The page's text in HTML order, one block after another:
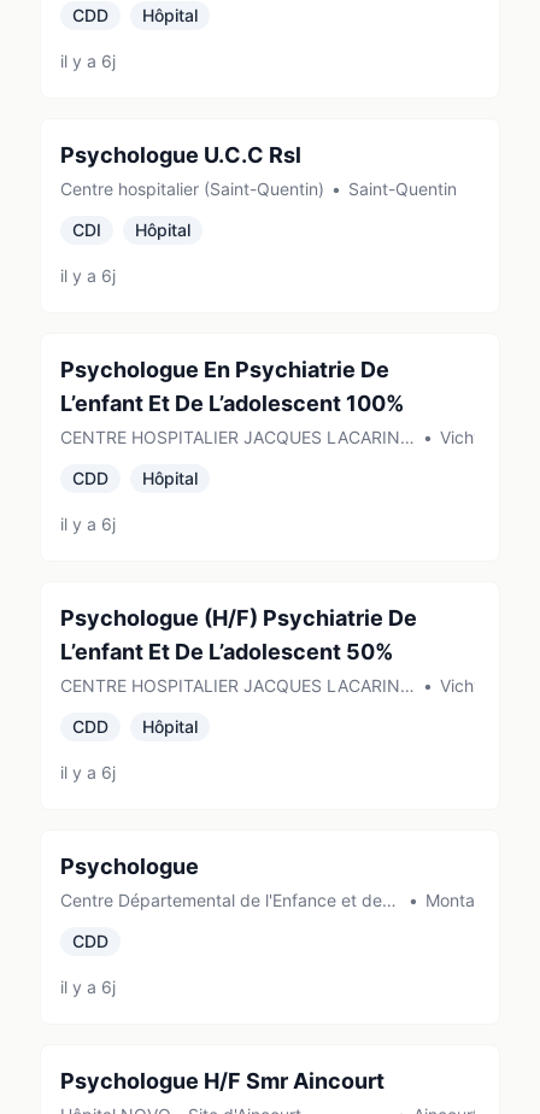
Rouen)
CDD
Hôpital
il y a 6j
Psychologue U.C.C Rsl
Centre hospitalier (Saint-Quentin) • Saint-Quentin
CDI
Hôpital
il y a 6j
Psychologue En Psychiatrie De
L’enfant Et De L’adolescent 100%
CENTRE HOSPITALIER JACQUES LACARIN
• Vichy
CDD
Hôpital
il y a 6j
Psychologue (H/F) Psychiatrie De
L’enfant Et De L’adolescent 50%
CENTRE HOSPITALIER JACQUES LACARIN
• Vichy
CDD
Hôpital
il y a 6j
Psychologue
Centre Départemental de l'Enfance et de la
• Montauban
CDD
il y a 6j
Psychologue H/F Smr Aincourt